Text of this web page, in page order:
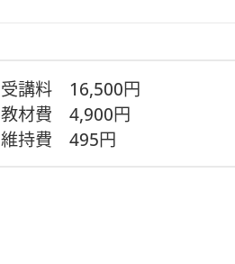
受講料 16,500円
教材費4,900円
維持費495円